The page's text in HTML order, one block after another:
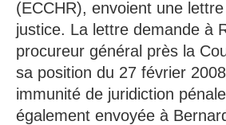
(ECCHR), envoient une
justice. La lettre demande à
procureur général près la
sa position du 27 février
immunité de juridiction
également envoyée à